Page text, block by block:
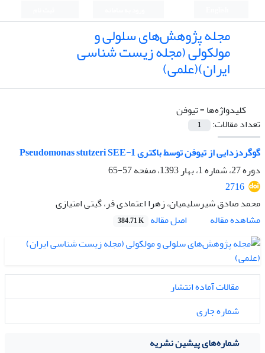
مجله پژوهش‌های سلولی و
مولکولی (مجله زیست شناسی
ایران)(علمی)
کلیدواژه‌ها =تیوفن
تعداد مقالات:
1
گوگردزدایی از تیوفن توسط باکتری Pseudomonas stutzeri SEE-1
دوره 27، شماره 1، بهار 1393، صفحه
57-65
2716
محمد صادق شیرسلیمیان، زهرا اعتمادی فر، گیتی امتیازی
مشاهده مقاله
اصل مقاله 384.71 K
مقالات آماده انتشار
شماره جاری
شماره‌های پیشین نشریه